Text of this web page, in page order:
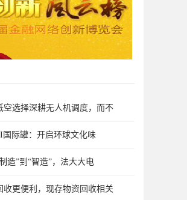
空选择深耕无人机调度，而不
国际罐：开启环球文化味
造”到“智造”，法大大电
收更便利，现存物资回收相关